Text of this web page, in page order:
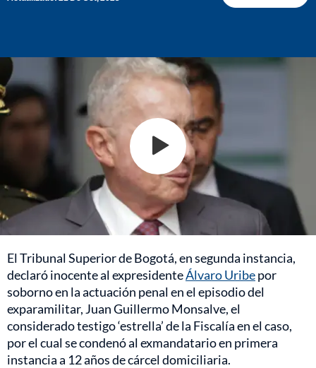
El Tribunal Superior de Bogotá, en segunda instancia,
declaró inocente al expresidenteÁlvaro Uribepor
soborno en la actuación penal en el episodio del
exparamilitar, Juan Guillermo Monsalve, el
considerado testigo ‘estrella’ de la Fiscalía en el caso,
por el cual se condenó al exmandatario en primera
instancia a 12 años de cárcel domiciliaria.